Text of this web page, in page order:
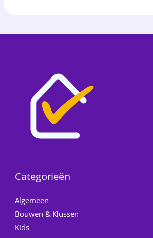
Categorieën
Algemeen
Bouwen & Klussen
Kids